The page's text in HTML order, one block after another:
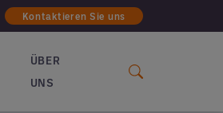
Kontaktieren Sie uns
ÜBER
UNS